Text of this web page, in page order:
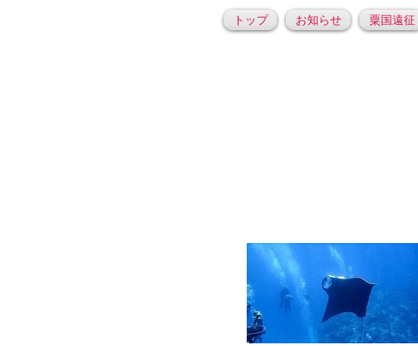
トップ お知らせ 粟国遠征